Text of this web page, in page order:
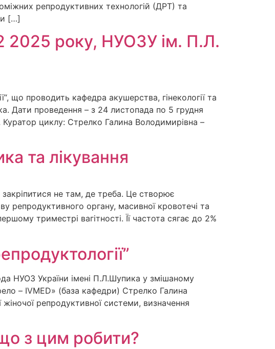
репродуктивних технологій (ДРТ) та
[…]
2025 року, НУОЗУ ім. П.Л.
що проводить кафедра акушерства, гінекології та
Дати проведення – з 24 листопада по 5 грудня
циклу: Стрелко Галина Володимирівна –
та лікування
не там, де треба. Це створює
репродуктивного органу, масивної кровотечі та
триместрі вагітності. Її частота сягає до 2%
НУОЗ України імені П.Л.Шупика у змішаному
– IVMED» (база кафедри) Стрелко Галина
репродуктивної системи, визначення
що з цим робити?